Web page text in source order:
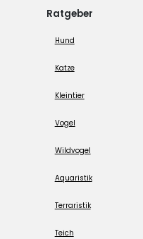
Ratgeber
Hund
Katze
Kleintier
Vogel
Wildvogel
Aquaristik
Terraristik
Teich